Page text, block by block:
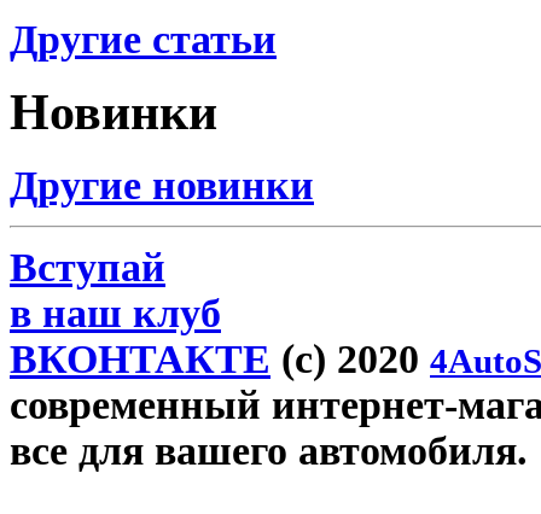
Другие статьи
Новинки
Другие новинки
Вступай
в наш клуб
ВКОНТАКТЕ (c) 2020
современный интернет-
все для вашего автомобиля.